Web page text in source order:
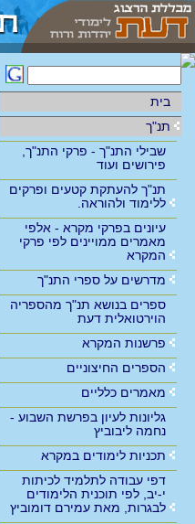
בית
תנ"ך
שבילי התנ"ך - פרקי התנ"ך,
פירושים ועוד
תנ"ך להעתקת קטעים ופרקים
ללימוד ולהוראה.
עיונים בפרקי מקרא - אלפי
מאמרים ממויינים לפי פרקי
המקרא
מדרשים על ספרי התנ"ך
ספרים בנושא תנ"ך מהספריה
הוירטואלית דעת
פרשנות המקרא
הספרים החיצוניים
מאמרים כלליים
גליונות לעיון בפרשת השבוע -
נחמה ליבוביץ
תכניות לימודים במקרא
דפי עבודה לתלמיד לכיתות
י-יב, לפי תוכנית הלימודים
לבגרות, מאת עמירם דומוביץ